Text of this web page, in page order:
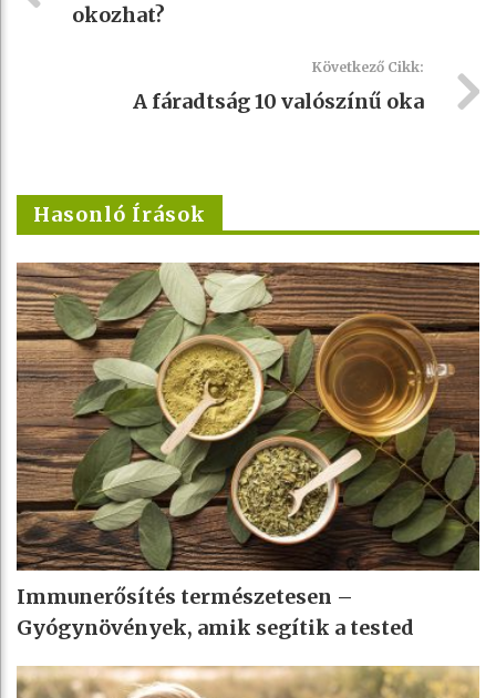
okozhat?
Következő Cikk:
A fáradtság 10 valószínű oka
Hasonló Írások
Immunerősítés természetesen –
Gyógynövények, amik segítik a tested